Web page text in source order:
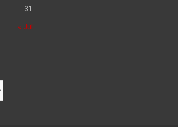
31
« Jul